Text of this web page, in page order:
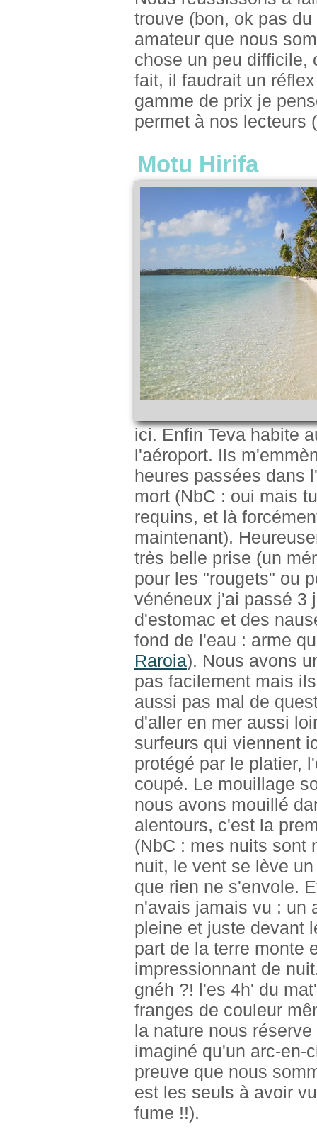
trouve (bon, ok pas
amateur que nous
chose un peu difficile,
fait, il faudrait un
gamme de prix je
permet à nos lecteurs
Motu Hirifa
ici. Enfin Teva habite
l'aéroport. Ils
heures passées dans
mort (NbC : oui mais
requins, et là
maintenant).
très belle prise (un
pour les "rougets" ou
vénéneux j'ai passé 3
d'estomac et des
fond de l'eau : arme
Raroia). Nous avons
pas facilement mais
aussi pas mal de
d'aller en mer aussi
surfeurs qui viennent
protégé par le platier,
coupé. Le mouillage
nous avons mouillé
alentours, c'est la
(NbC : mes nuits sont
nuit, le vent se lève
que rien ne s'envole.
n'avais jamais vu : un
pleine et juste devant
part de la terre monte
impressionnant de
gnéh ?! l'es 4h' du
franges de couleur
la nature nous
imaginé qu'un arc-en-
preuve que nous
est les seuls à avoir
fume !!).